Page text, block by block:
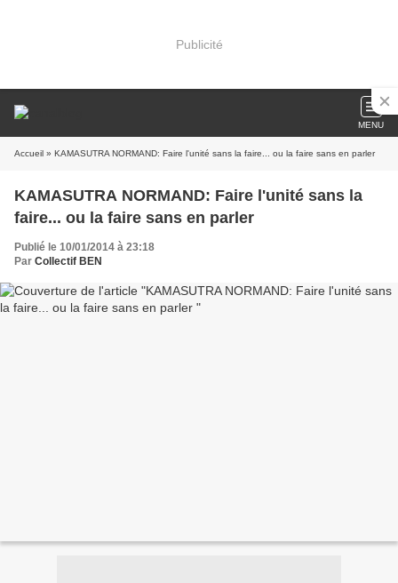
Publicité
MENU
Accueil » KAMASUTRA NORMAND: Faire l'unité sans la faire... ou la faire sans en parler
KAMASUTRA NORMAND: Faire l'unité sans la
faire... ou la faire sans en parler
Publié le 10/01/2014 à 23:18
Par Collectif BEN